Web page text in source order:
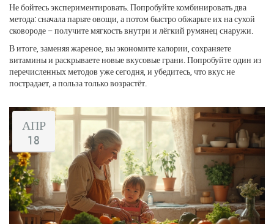
Не бойтесь экспериментировать. Попробуйте комбинировать два
метода: сначала парьте овощи, а потом быстро обжарьте их на сухой
сковороде – получите мягкость внутри и лёгкий румянец снаружи.
В итоге, заменяя жареное, вы экономите калории, сохраняете
витамины и раскрываете новые вкусовые грани. Попробуйте один из
перечисленных методов уже сегодня, и убедитесь, что вкус не
пострадает, а польза только возрастёт.
АПР
18